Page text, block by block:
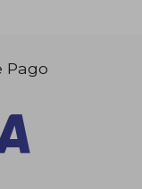
Pago